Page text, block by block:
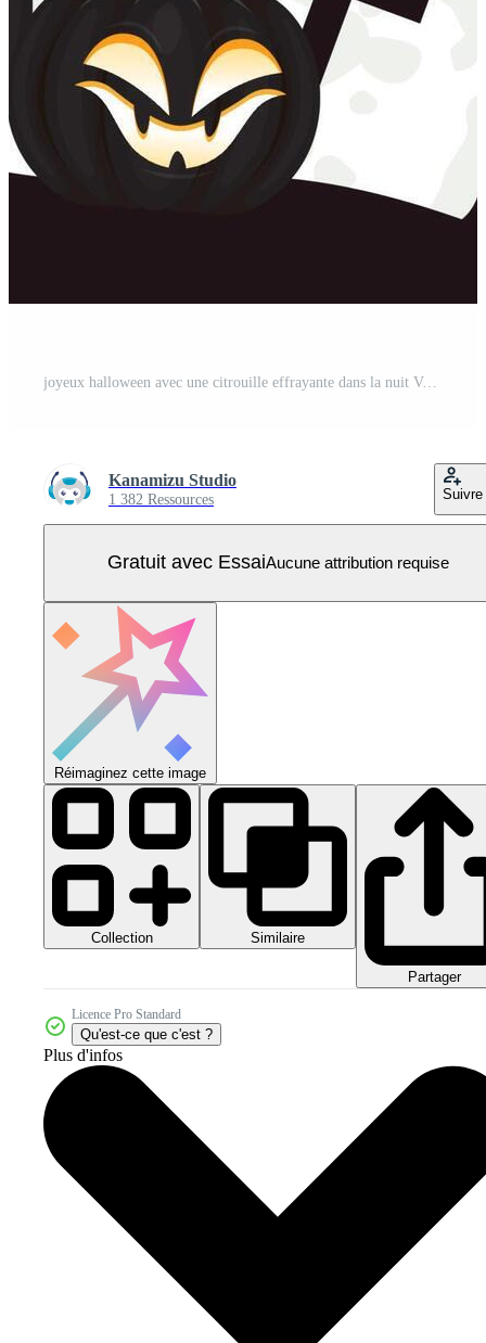
joyeux halloween avec une citrouille effrayante dans la nuit Vecteur Pro
Kanamizu Studio
1 382 Ressources Suivre
Gratuit avec EssaiAucune attribution requise
Réimaginez cette image
Collection Similaire
Partager
Licence Pro Standard
Qu'est-ce que c'est ?
Plus d'infos